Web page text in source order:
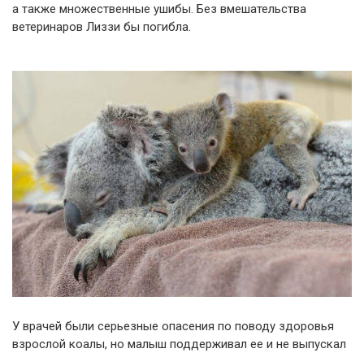
а также множественные ушибы. Без вмешательства
ветеринаров Лиззи бы погибла.
У врачей были серьезные опасения по поводу здоровья
взрослой коалы, но малыш поддерживал ее и не выпускал